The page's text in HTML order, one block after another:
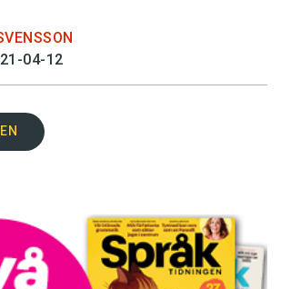
04-12